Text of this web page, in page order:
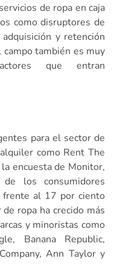
de ropa en caja
como disruptores de
y retención
también es muy
que entran
para el sector de
como Rent The
encuesta de Monitor,
los consumidores
al 17 por ciento
ropa ha crecido más
y minoristas como
Banana Republic,
Ann Taylor y